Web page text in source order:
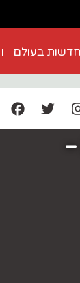
חדשות בעולם
–